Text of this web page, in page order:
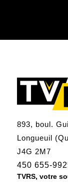
893, boul.
Longueuil
J4G 2M7
450 655-
TVRS, votre